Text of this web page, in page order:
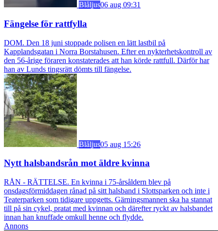
Blåljus06 aug 09:31
Fängelse för rattfylla
DOM. Den 18 juni stoppade polisen en lätt lastbil på
Kapplandsgatan i Norra Borstahusen. Efter en nykterhetskontroll av
den 56-årige föraren konstaterades att han körde rattfull. Därför har
han av Lunds tingsrätt dömts till fängelse.
Blåljus05 aug 15:26
Nytt halsbandsrån mot äldre kvinna
RÅN - RÄTTELSE. En kvinna i 75-årsåldern blev på
onsdagsförmiddagen rånad på sitt halsband i Slottsparken och inte i
Teaterparken som tidigare uppgetts. Gärningsmannen ska ha stannat
till på sin cykel, pratat med kvinnan och därefter ryckt av halsbandet
innan han knuffade omkull henne och flydde.
Annons